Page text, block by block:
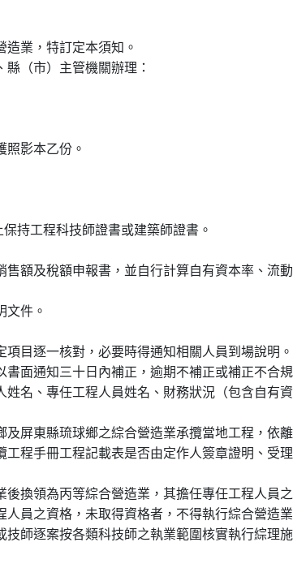
業，特訂定本須知。
縣（市）主管機關辦理：
照影本乙份。
持工程科技師證書或建築師證書。
售額及稅額申報書，並自行計算自有資本率、流
文件。
目逐一核對，必要時得通知相關人員到場說明
通知三十日內補正，逾期不補正或補正不合規
名、專任工程人員姓名、財務狀況（包含自有
屏東縣琉球鄉之綜合營造業承攬當地工程，依
手冊工程記載表是否由定作人簽章證明、受
換領為丙等綜合營造業，其擔任專任工程人員
之資格，未取得資格者，不得執行綜合營造業
師逐案按各類科技師之執業範圍核實執行綜理